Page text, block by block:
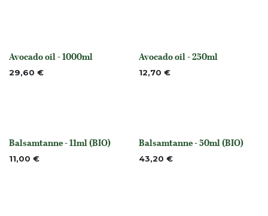
None
Avocado oil - 1000ml
29,60 € None
Avocado oil - 250ml
12,70 €
None
Balsamtanne - 11ml (BIO)
11,00 € None
Balsamtanne - 50ml (BIO)
43,20 €